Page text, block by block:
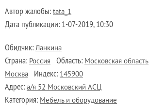
Автор жалобы: tata_1
Дата публикации: 1-07-2019, 10:30
Обидчик: Ланкина
Страна: Россия Область: Московская область
Москва Индекс: 145900
Адрес: а/я 52 Московский АСЦ
Категория: Мебель и оборудование